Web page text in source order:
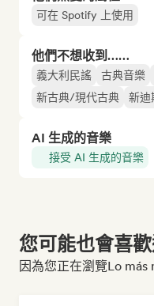
可在 Spotify 上使用
他們不想收到……
義大利民謠 古典音樂
新古典/現代古典
新迪
AI 生成的音樂
接受 AI 生成的音樂
您可能也會喜
因為您正在瀏覽Lo